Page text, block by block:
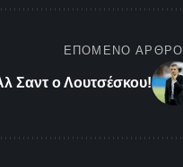
ΕΠΌΜΕΝΟ ΆΡΘΡΟ
Σαντ ο Λουτσέσκου!